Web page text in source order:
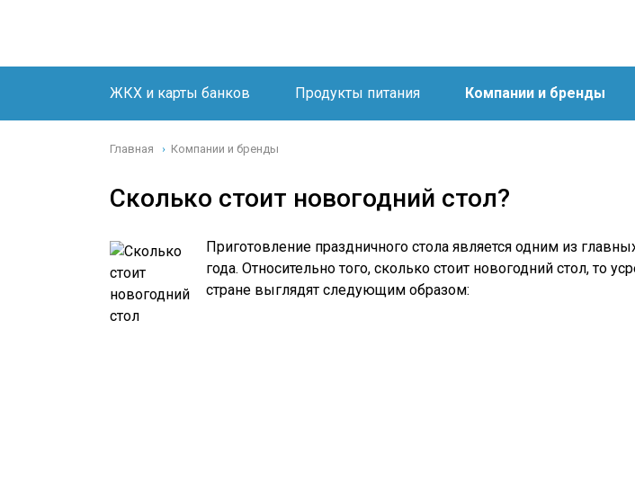
ЖКХ и карты банков Продукты питания Компании и бренды
Главная › Компании и бренды
Сколько стоит новогодний стол?
Приготовление праздничного стола является одним из
года. Относительно того, сколько стоит новогодний стол, то
стране выглядят следующим образом: